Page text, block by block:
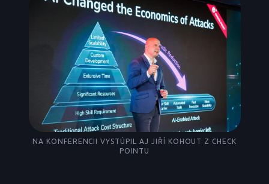
NA KONFERENCII VYSTÚPIL AJ JIŘÍ KOHOUT Z CHECK
POINTU